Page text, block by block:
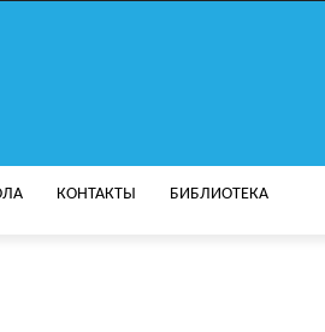
КОНТАКТЫ БИБЛИОТЕКА